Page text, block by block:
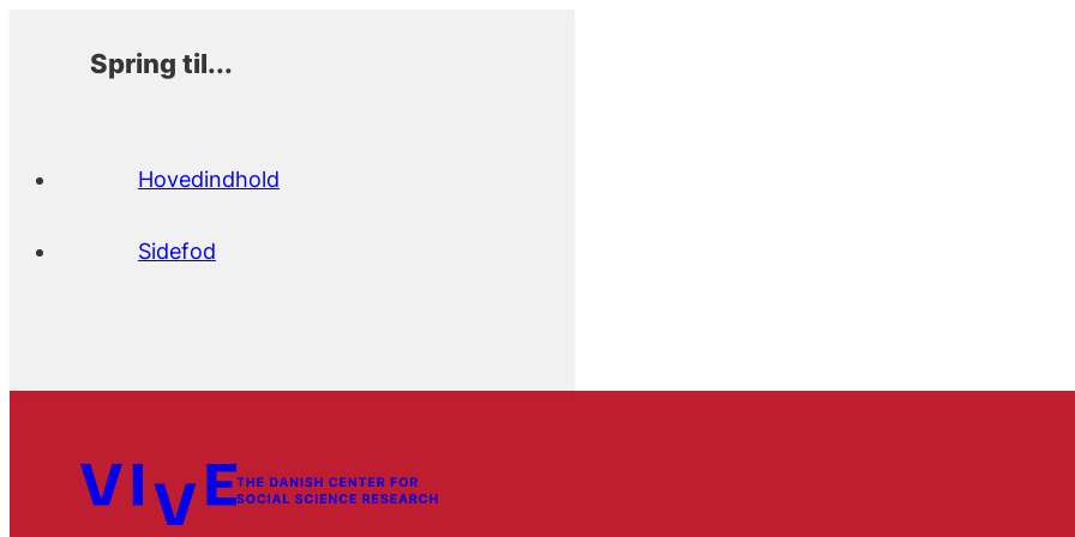
Spring til...
Hovedindhold
Sidefod